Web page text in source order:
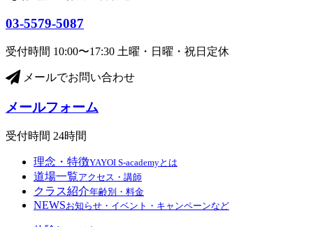
シ
ョ
ン
03-5579-5087
受付時間 10:00〜17:30 土曜・日曜・祝日定休
メールでお問い合わせ
メールフォーム
受付時間 24時間
理念・特徴YAYOI S-academyとは
道場一覧アクセス・講師
クラス紹介年齢別・料金
NEWSお知らせ・イベント・キャンペーンなど